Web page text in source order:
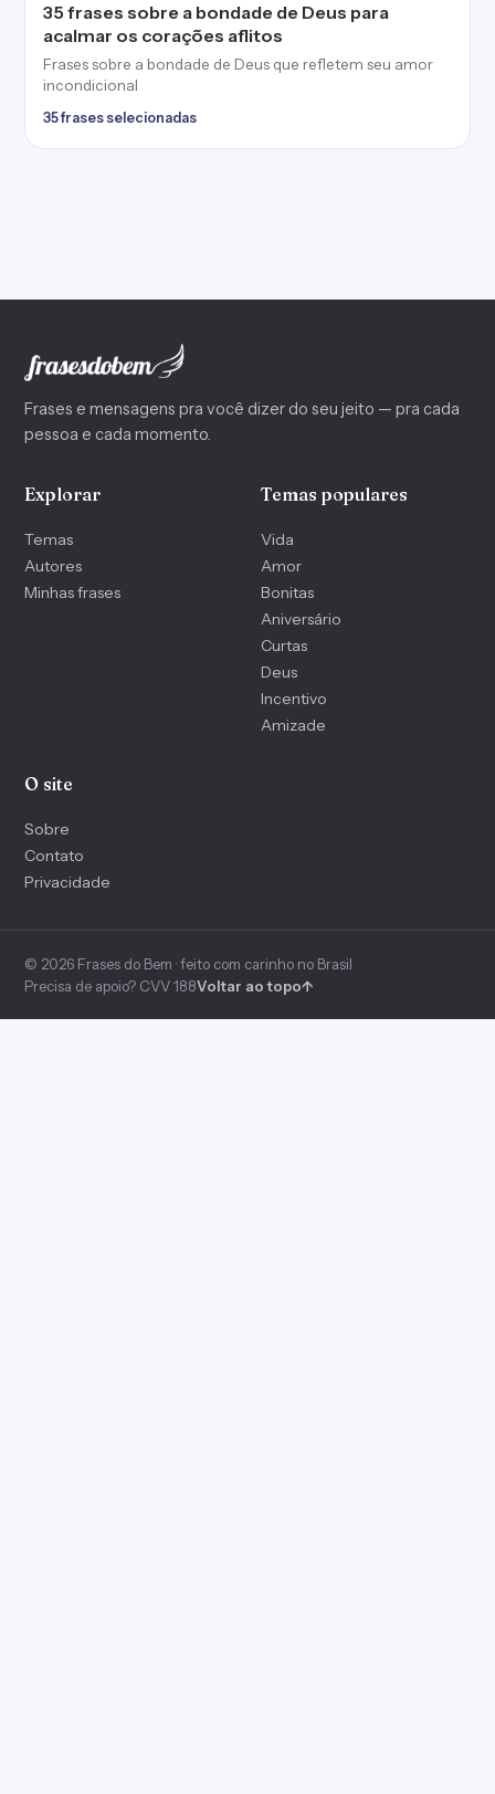
35 frases sobre a bondade de Deus para
acalmar os corações aflitos
Frases sobre a bondade de Deus que refletem seu amor
incondicional
35 frases selecionadas
Frases e mensagens pra você dizer do seu jeito — pra cada
pessoa e cada momento.
Explorar
Temas
Autores
Minhas frases
Temas populares
Vida
Amor
Bonitas
Aniversário
Curtas
Deus
Incentivo
Amizade
O site
Sobre
Contato
Privacidade
© 2026 Frases do Bem · feito com carinho no Brasil
Precisa de apoio? CVV 188Voltar ao topo↑